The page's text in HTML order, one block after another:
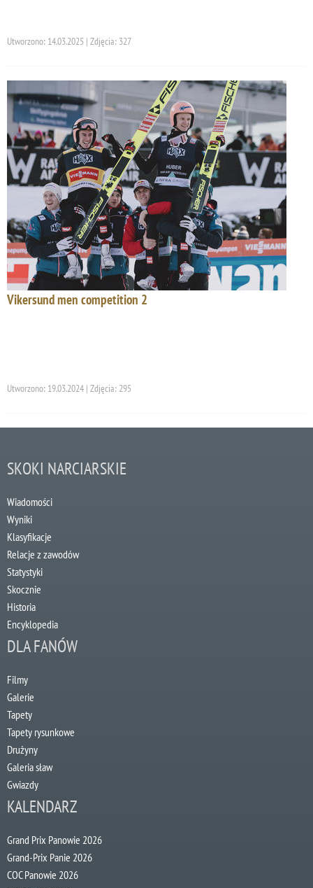
Utworzono: 14.03.2025 | Zdjęcia: 327
Vikersund men competition 2
Utworzono: 19.03.2024 | Zdjęcia: 295
SKOKI NARCIARSKIE
Wiadomości
Wyniki
Klasyfikacje
Relacje z zawodów
Statystyki
Skocznie
Historia
Encyklopedia
DLA FANÓW
Filmy
Galerie
Tapety
Tapety rysunkowe
Drużyny
Galeria sław
Gwiazdy
KALENDARZ
Grand Prix Panowie 2026
Grand-Prix Panie 2026
COC Panowie 2026